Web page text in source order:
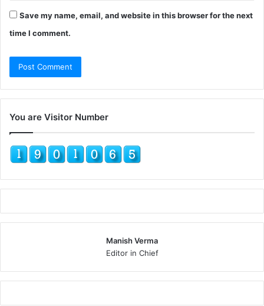
Save my name, email, and website in this browser for the next
time I comment.
You are Visitor Number
Manish Verma
Editor in Chief